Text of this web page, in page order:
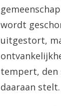
wordt
uitgestort,
tempert, den
daaraan stelt.